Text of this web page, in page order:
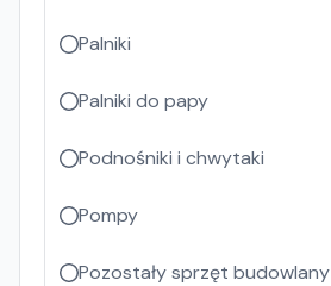
Palniki
Palniki do papy
Podnośniki i chwytaki
Pompy
Pozostały sprzęt budowlany